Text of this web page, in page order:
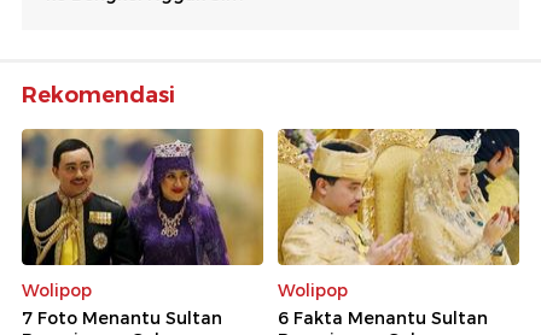
Rekomendasi
Wolipop
7 Foto Menantu Sultan
Wolipop
6 Fakta Menantu Sultan